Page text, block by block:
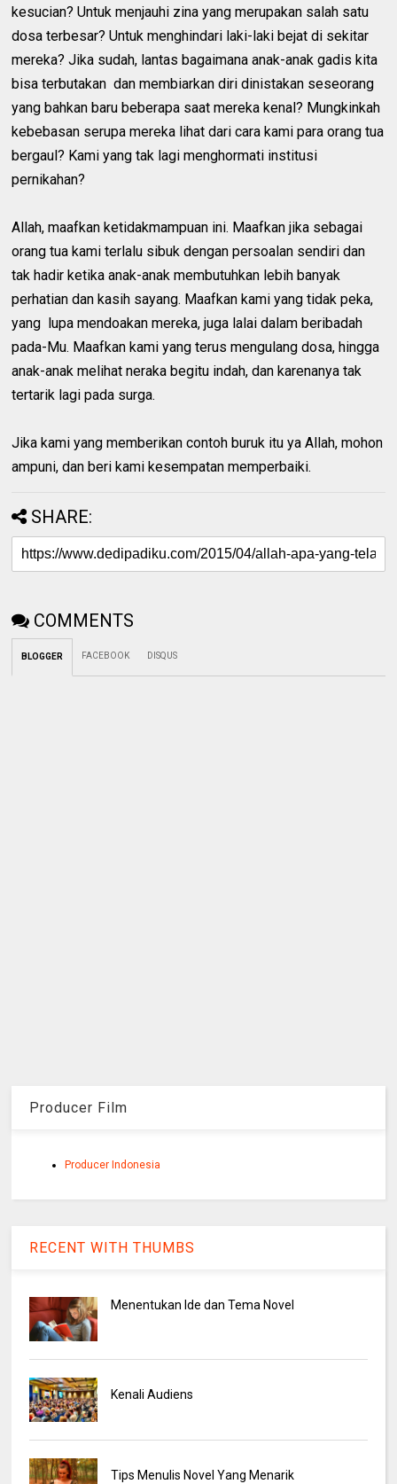
kesucian? Untuk menjauhi zina yang merupakan salah satu
dosa terbesar? Untuk menghindari laki-laki bejat di sekitar
mereka? Jika sudah, lantas bagaimana anak-anak gadis kita
bisa terbutakan dan membiarkan diri dinistakan seseorang
yang bahkan baru beberapa saat mereka kenal? Mungkinkah
kebebasan serupa mereka lihat dari cara kami para orang tua
bergaul? Kami yang tak lagi menghormati institusi
pernikahan?
Allah, maafkan ketidakmampuan ini. Maafkan jika sebagai
orang tua kami terlalu sibuk dengan persoalan sendiri dan
tak hadir ketika anak-anak membutuhkan lebih banyak
perhatian dan kasih sayang. Maafkan kami yang tidak peka,
yang lupa mendoakan mereka, juga lalai dalam beribadah
pada-Mu. Maafkan kami yang terus mengulang dosa, hingga
anak-anak melihat neraka begitu indah, dan karenanya tak
tertarik lagi pada surga.
Jika kami yang memberikan contoh buruk itu ya Allah, mohon
ampuni, dan beri kami kesempatan memperbaiki.
SHARE:
COMMENTS
BLOGGER FACEBOOK DISQUS
Producer Film
Producer Indonesia
RECENT WITH THUMBS
Menentukan Ide dan Tema Novel
Kenali Audiens
Tips Menulis Novel Yang Menarik